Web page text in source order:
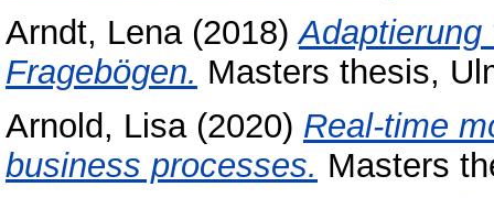
Arndt, Lena(2018)
Fragebögen. Masters thesis,
Arnold, Lisa(2020) Real-time
business processes. Masters